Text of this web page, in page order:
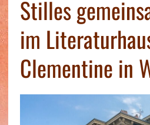
Stilles
im
Clementine in